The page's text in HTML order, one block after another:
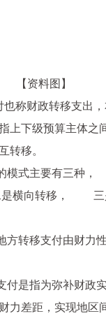
【资料图】
也称财政转移支出
上下级预算主体之
转移。
模式主要有三种
横向转移， 三
移支付由财力性
付是指为弥补财政
力差距，实现地区